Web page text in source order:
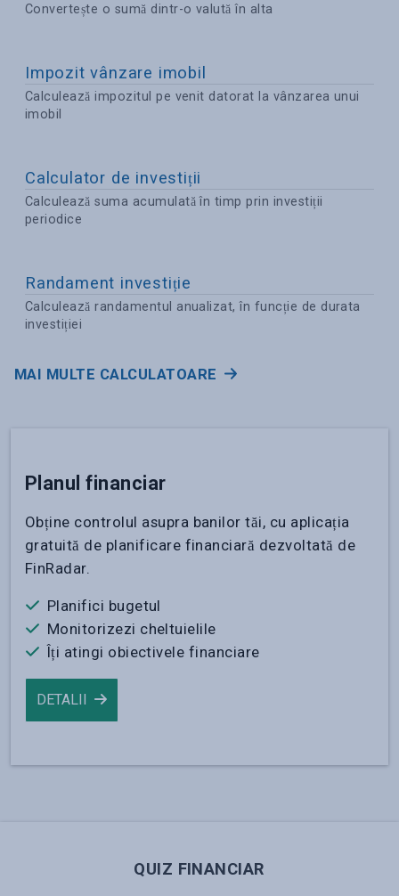
Convertește o sumă dintr-o valută în alta
Impozit vânzare imobil
Calculează impozitul pe venit datorat la vânzarea unui
imobil
Calculator de investiții
Calculează suma acumulată în timp prin investiții
periodice
Randament investiție
Calculează randamentul anualizat, în funcție de durata
investiției
MAI MULTE CALCULATOARE
Planul financiar
Obține controlul asupra banilor tăi, cu aplicația
gratuită de planificare financiară dezvoltată de
FinRadar.
Planifici bugetul
Monitorizezi cheltuielile
Îți atingi obiectivele financiare
DETALII
QUIZ FINANCIAR